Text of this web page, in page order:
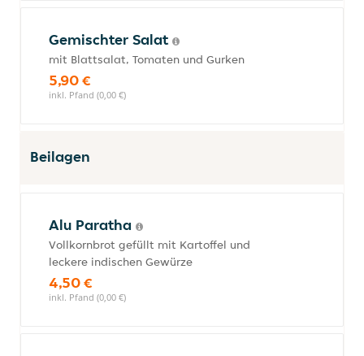
Gemischter Salat
mit Blattsalat, Tomaten und Gurken
5,90 €
inkl. Pfand (0,00 €)
Beilagen
Alu Paratha
Vollkornbrot gefüllt mit Kartoffel und
leckere indischen Gewürze
4,50 €
inkl. Pfand (0,00 €)